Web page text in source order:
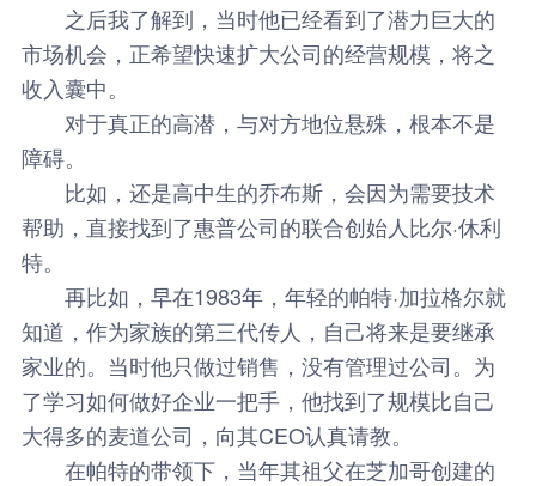
之后我了解到，当时他已经看到了潜力巨大的
市场机会，正希望快速扩大公司的经营规模，将之
收入囊中。
对于真正的高潜，与对方地位悬殊，根本不是
障碍。
比如，还是高中生的乔布斯，会因为需要技术
帮助，直接找到了惠普公司的联合创始人比尔·休利
特。
再比如，早在1983年，年轻的帕特·加拉格尔就
知道，作为家族的第三代传人，自己将来是要继承
家业的。当时他只做过销售，没有管理过公司。为
了学习如何做好企业一把手，他找到了规模比自己
大得多的麦道公司，向其CEO认真请教。
在帕特的带领下，当年其祖父在芝加哥创建的